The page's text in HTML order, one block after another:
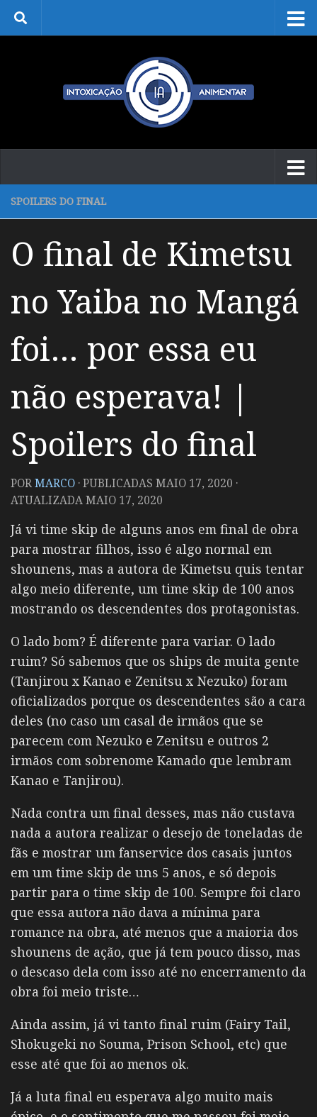
Skip to content
SPOILERS DO FINAL
O final de Kimetsu
no Yaiba no Mangá
foi… por essa eu
não esperava! |
Spoilers do final
PORMARCO · PUBLICADAS MAIO 17, 2020 ·
ATUALIZADAMAIO 17, 2020
Já vi time skip de alguns anos em final de obra
para mostrar filhos, isso é algo normal em
shounens, mas a autora de Kimetsu quis tentar
algo meio diferente, um time skip de 100 anos
mostrando os descendentes dos protagonistas.
O lado bom? É diferente para variar. O lado
ruim? Só sabemos que os ships de muita gente
(Tanjirou x Kanao e Zenitsu x Nezuko) foram
oficializados porque os descendentes são a cara
deles (no caso um casal de irmãos que se
parecem com Nezuko e Zenitsu e outros 2
irmãos com sobrenome Kamado que lembram
Kanao e Tanjirou).
Nada contra um final desses, mas não custava
nada a autora realizar o desejo de toneladas de
fãs e mostrar um fanservice dos casais juntos
em um time skip de uns 5 anos, e só depois
partir para o time skip de 100. Sempre foi claro
que essa autora não dava a mínima para
romance na obra, até menos que a maioria dos
shounens de ação, que já tem pouco disso, mas
o descaso dela com isso até no encerramento da
obra foi meio triste…
Ainda assim, já vi tanto final ruim (Fairy Tail,
Shokugeki no Souma, Prison School, etc) que
esse até que foi ao menos ok.
Já a luta final eu esperava algo muito mais